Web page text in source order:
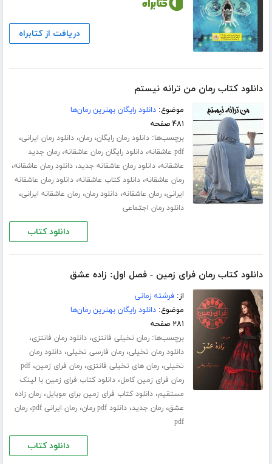
دریافت از کتابراه
دانلود کتاب رمان من ترانه نیستم
موضوع:دانلود رایگان بهترین رمان‌ها
۴۸۱ صفحه
برچسب‌ها:دانلود رمان رایگان،رمان،دانلود رمان ایرانی،
pdf عاشقانه ،دانلود رایگان رمان عاشقانه،رمان جدید
عاشقانه،دانلود رمان عاشقانه جدید،دانلود رمان عاشقانه،
رمان عاشقانه،دانلود کتاب عاشقانه،دانلود رمان عاشقانه
ایرانی،رمان عاشقانه،دانلود رمان،رمان عاشقانه ایرانی،
دانلود رمان اجتماعی
دانلود کتاب
دانلود کتاب رمان فرای زمین - فصل اول: زاده عشق
از:فرشته زمانی
موضوع:دانلود رایگان بهترین رمان‌ها
۲۸۱ صفحه
برچسب‌ها:رمان تخیلی فانتزی،دانلود رمان فانتزی،
دانلود رمان تخیلی،رمان فارسی تخیلی،دانلود رمان
تخیلی،رمان های تخیلی فانتزی،رمان فرای زمین،pdf
رمان فرای زمین کامل،دانلود کتاب فرای زمین با لینک
مستقیم،دانلود کتاب فرای زمین برای موبایل،رمان زاده
عشق،رمان جدید،دانلود pdf رمان ،رمان ایرانی pdf ،رمان
pdf
دانلود کتاب